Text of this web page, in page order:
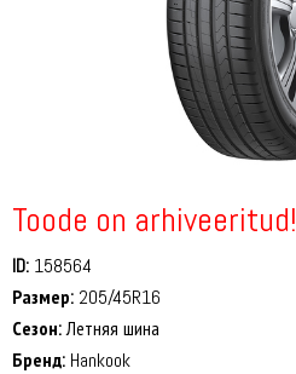
Toode on arhiveeritud!
ID: 158564
Размер: 205/45R16
Сезон:Летняя шина
Бренд: Hankook